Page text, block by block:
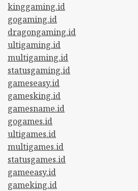
kinggaming.id
gogaming.id
dragongaming.id
ultigaming.id
multigaming.id
statusgaming.id
gameseasy.id
gamesking.id
gamesname.id
gogames.id
ultigames.id
multigames.id
statusgames.id
gameeasy.id
gameking.id